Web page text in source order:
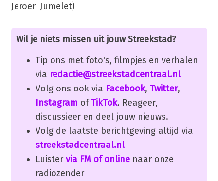
Jeroen Jumelet)
Wil je niets missen uit jouw Streekstad?
Tip ons met foto's, filmpjes en verhalen
via redactie@streekstadcentraal.nl
Volg ons ook via Facebook, Twitter,
Instagram ofTikTok. Reageer,
discussieer en deel jouw nieuws.
Volg de laatste berichtgeving altijd via
streekstadcentraal.nl
Luister via FM of onlinenaar onze
radiozender